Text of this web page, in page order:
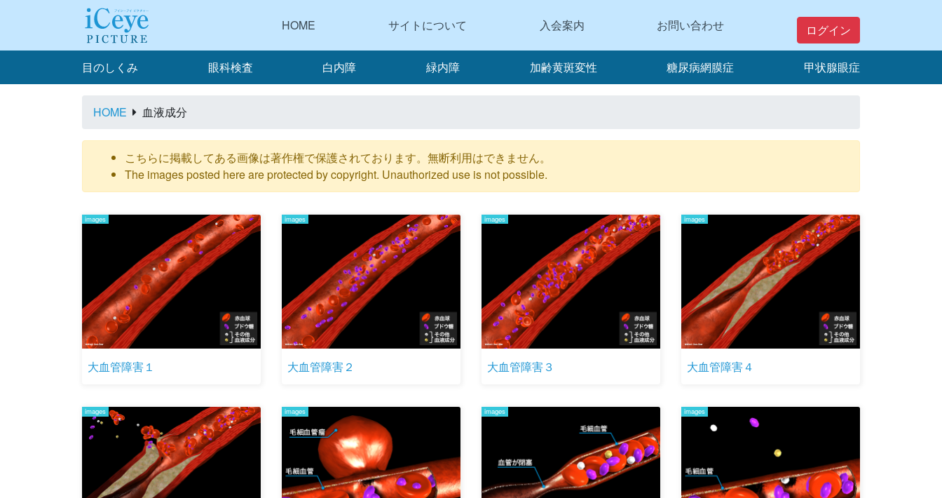
HOME サイトについて 入会案内 お問い合わせ ログイン
目のしくみ 眼科検査 白内障 緑内障 加齢黄斑変性 糖尿病網膜症 甲状腺眼症
HOME 血液成分
こちらに掲載してある画像は著作権で保護されております。無断利用はできません。
The images posted here are protected by copyright. Unauthorized use is not possible.
images
大血管障害１
images
大血管障害２
images
大血管障害３
images
大血管障害４
images images images images